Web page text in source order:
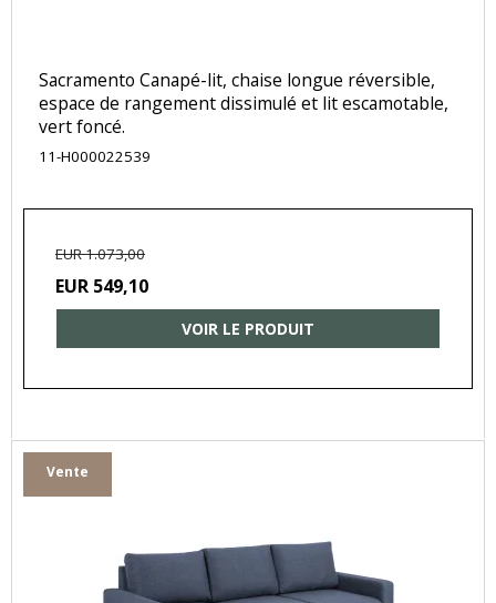
Sacramento Canapé-lit, chaise longue réversible,
espace de rangement dissimulé et lit escamotable,
vert foncé.
11-H000022539
EUR 1.073,00
EUR 549,10
VOIR LE PRODUIT
Vente